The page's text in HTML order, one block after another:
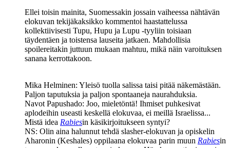
Ellei toisin mainita, Suomessakin jossain vaiheessa nähtävän
elokuvan tekijäkaksikko kommentoi haastattelussa
kollektiivisesti Tupu, Hupu ja Lupu ‑tyyliin toisiaan
täydentäen ja toistensa lauseita jatkaen. Mahdollisia
spoilereitakin juttuun mukaan mahtuu, mikä näin varoituksen
sanana kerrottakoon.
Mika Helminen: Yleisö tuolla salissa taisi pitää näkemästään.
Paljon taputuksia ja paljon spontaaneja naurahduksia.
Navot Papushado: Joo, mieletöntä! Ihmiset puhkesivat
aplodeihin useasti keskellä elokuvaa, ei meillä Israelissa...
Mistä idea Rabiesin käsikirjoitukseen syntyi?
NS: Olin aina halunnut tehdä slasher-elokuvan ja opiskelin
Aharonin (Keshales) oppilaana elokuvaa parin muun Rabiesin